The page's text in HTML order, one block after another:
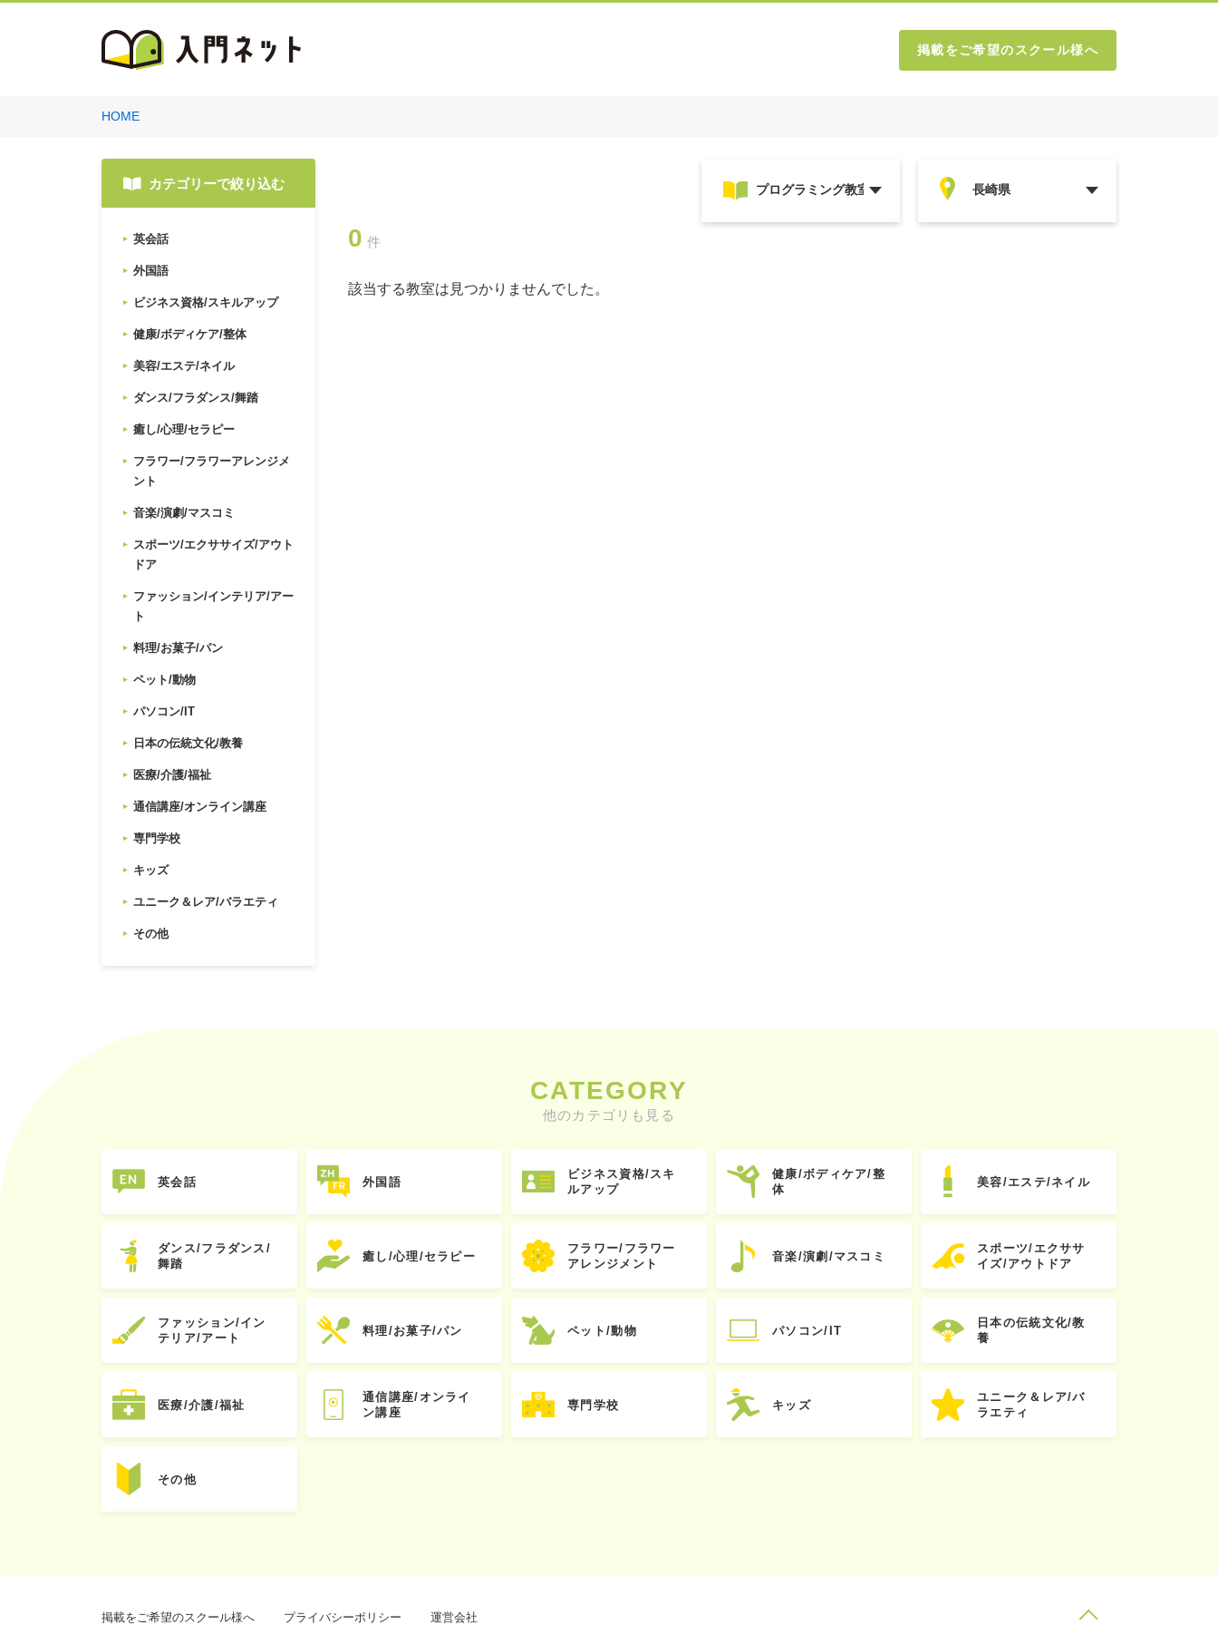
掲載をご希望のスクール様へ
HOME
カテゴリーで絞り込む
英会話
外国語
ビジネス資格/スキルアップ
健康/ボディケア/整体
美容/エステ/ネイル
ダンス/フラダンス/舞踏
癒し/心理/セラピー
フラワー/フラワーアレンジメ
ント
音楽/演劇/マスコミ
スポーツ/エクササイズ/アウト
ドア
ファッション/インテリア/アー
ト
料理/お菓子/パン
ペット/動物
パソコン/IT
日本の伝統文化/教養
医療/介護/福祉
通信講座/オンライン講座
専門学校
キッズ
ユニーク＆レア/バラエティ
その他
0 件
該当する教室は見つかりませんでした。
CATEGORY
他のカテゴリも見る
英会話 外国語
ビジネス資格/スキ
ルアップ
健康/ボディケア/整
体
美容/エステ/ネイル
ダンス/フラダンス/
舞踏
癒し/心理/セラピー
フラワー/フラワー
アレンジメント
音楽/演劇/マスコミ
スポーツ/エクササ
イズ/アウトドア
ファッション/イン
テリア/アート
料理/お菓子/パン ペット/動物 パソコン/IT
日本の伝統文化/教
養
医療/介護/福祉
通信講座/オンライ
ン講座
専門学校 キッズ
ユニーク＆レア/バ
ラエティ
その他
掲載をご希望のスクール様へ プライバシーポリシー 運営会社